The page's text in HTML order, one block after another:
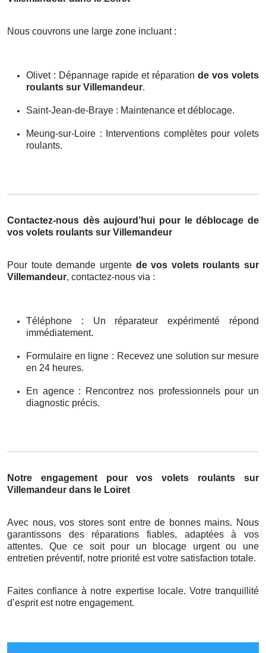
Nous couvrons une large zone incluant :
Olivet : Dépannage rapide et réparation de vos volets
roulants sur Villemandeur.
Saint-Jean-de-Braye : Maintenance et déblocage.
Meung-sur-Loire : Interventions complètes pour volets
roulants.
Contactez-nous dès aujourd’hui pour le déblocage de
vos volets roulants sur Villemandeur
Pour toute demande urgente de vos volets roulants sur
Villemandeur, contactez-nous via :
Téléphone : Un réparateur expérimenté répond
immédiatement.
Formulaire en ligne : Recevez une solution sur mesure
en 24 heures.
En agence : Rencontrez nos professionnels pour un
diagnostic précis.
Notre engagement pour vos volets roulants sur
Villemandeur dans le Loiret
Avec nous, vos stores sont entre de bonnes mains. Nous
garantissons des réparations fiables, adaptées à vos
attentes. Que ce soit pour un blocage urgent ou une
entretien préventif, notre priorité est votre satisfaction totale.
Faites confiance à notre expertise locale. Votre tranquillité
d’esprit est notre engagement.